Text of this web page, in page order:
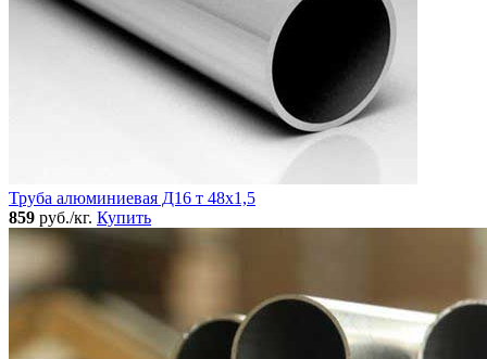
Труба алюминиевая Д16 т 48х1,5
859 руб./кг. Купить